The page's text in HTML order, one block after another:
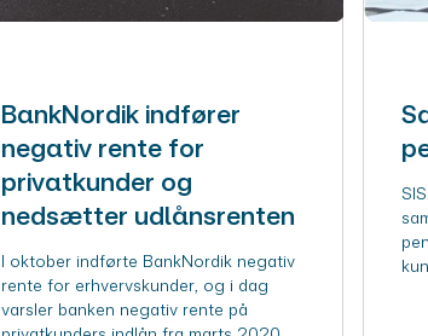
BankNordik indfører
negativ rente for
privatkunder og
nedsætter udlånsrenten
I oktober indførte BankNordik negativ
rente for erhvervskunder, og i dag
varsler banken negativ rente på